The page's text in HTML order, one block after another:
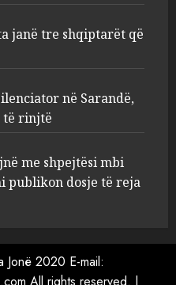
shqiptarët që humbën
aksident
8, 2026
në Sarandë, jepet
sigurisë për 5 të rinjtë
misterioze fluturojnë
mbi lagje të
janë tre shqiptarët që
në Sarandë,
të rinjtë
me shpejtësi mbi
publikon dosje të reja
2020 E-mail: